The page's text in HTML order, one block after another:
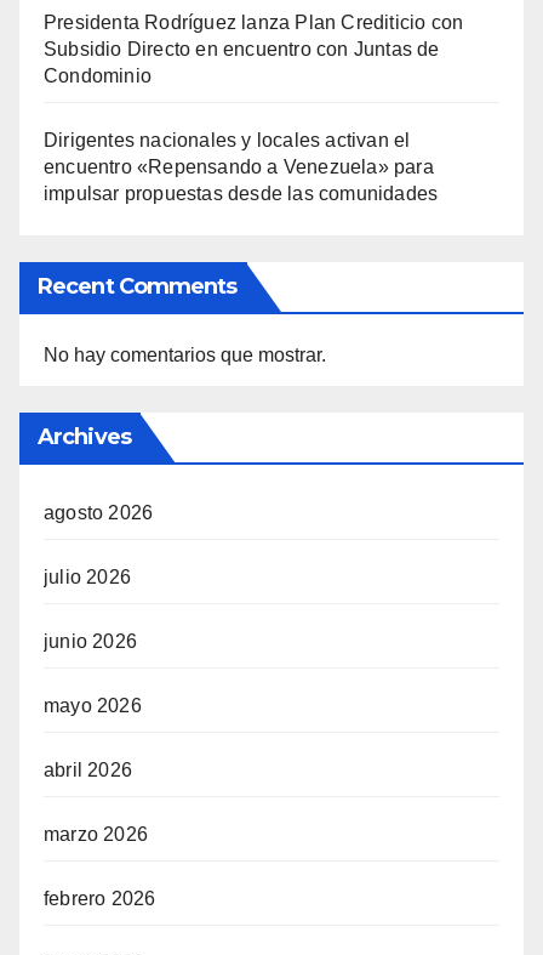
Presidenta Rodríguez lanza Plan Crediticio con
Subsidio Directo en encuentro con Juntas de
Condominio
Dirigentes nacionales y locales activan el
encuentro «Repensando a Venezuela» para
impulsar propuestas desde las comunidades
Recent Comments
No hay comentarios que mostrar.
Archives
agosto 2026
julio 2026
junio 2026
mayo 2026
abril 2026
marzo 2026
febrero 2026